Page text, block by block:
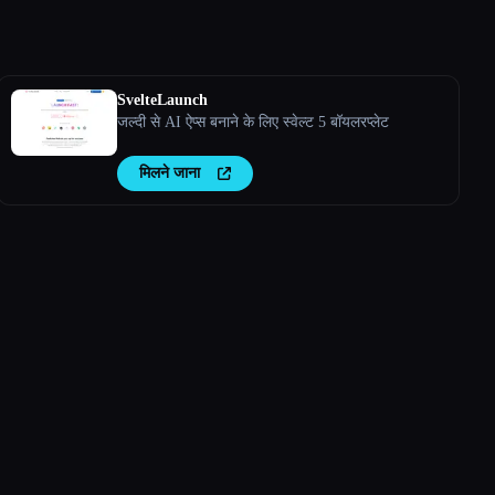
SvelteLaunch
जल्दी से AI ऐप्स बनाने के लिए स्वेल्ट 5 बॉयलरप्लेट
मिलने जाना